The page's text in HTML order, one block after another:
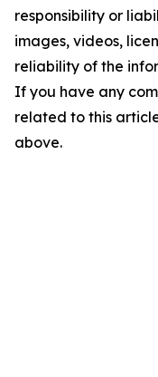
responsibility or
images, videos,
reliability of the
If you have any
related to this
above.